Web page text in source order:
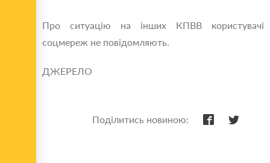
Про ситуацію на інших КПВВ користувачі
соцмереж не повідомляють.
ДЖЕРЕЛО
Поділитись новиною: